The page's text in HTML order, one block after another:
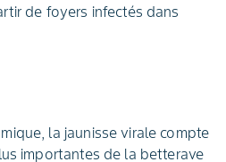
de foyers infectés dans
la jaunisse virale compte
importantes de la betterave